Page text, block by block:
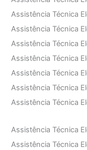
Assistência Técnica
Assistência Técnica
Assistência Técnica
Assistência Técnica
Assistência Técnica
Assistência Técnica
Assistência Técnica
Assistência Técnica
Assistência Técnica